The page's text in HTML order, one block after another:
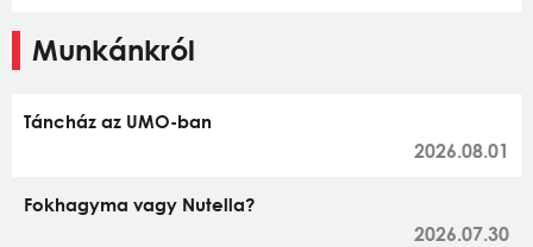
Munkánkról
Táncház az UMO-ban
2026.08.01
Fokhagyma vagy Nutella?
2026.07.30